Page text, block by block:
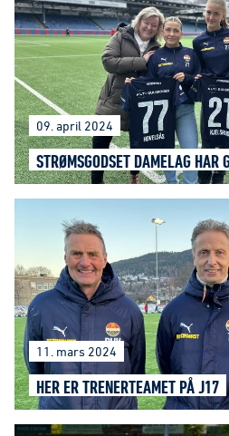
09. april 2024
STRØMSGODSET DAMELAG HAR
11. mars 2024
HER ER TRENERTEAMET PÅ J17